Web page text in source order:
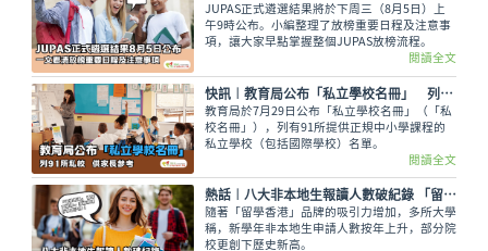
JUPAS正式遴選結果將於下周三（8月5日）上
午9時公布。小編整理了放榜重要日程及注意事
項，讓大家早點掌握整個JUPAS放榜流程。
閱讀全文
快訊︱教育局公布「私立學校名冊」 列91所私校供家長參考
教育局於7月29日公布「私立學校名冊」（「私
校名冊」），列有91所提供正規中小學課程的
私立學校（包括國際學校）名單。
閱讀全文
熱話︱八大非本地生報讀人數破紀錄 「留學香港」吸引力大增
隨著「留學香港」品牌的吸引力增加，多所大學
稱，新學年非本地生申請人數按年上升，部分院
校更創下歷史新高。